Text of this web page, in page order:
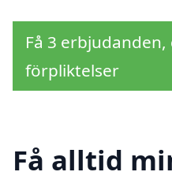
Få 3
förpliktelser
Få alltid